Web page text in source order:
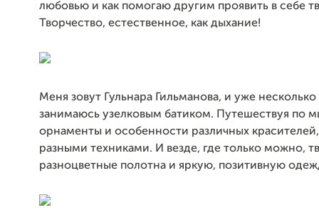
любовью и как помогаю другим проявить в себе
Творчество, естественное, как дыхание!
Меня зовут Гульнара Гильманова, и уже несколько
занимаюсь узелковым батиком. Путешествуя по
орнаменты и особенности различных
разными техниками. И везде, где только можно,
разноцветные полотна и яркую, позитивную